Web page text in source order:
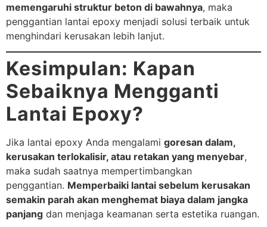
memengaruhi struktur beton di bawahnya, maka
penggantian lantai epoxy menjadi solusi terbaik untuk
menghindari kerusakan lebih lanjut.
Kesimpulan: Kapan
Sebaiknya Mengganti
Lantai Epoxy?
Jika lantai epoxy Anda mengalami goresan dalam,
kerusakan terlokalisir, atau retakan yang menyebar,
maka sudah saatnya mempertimbangkan
penggantian. Memperbaiki lantai sebelum kerusakan
semakin parah akan menghemat biaya dalam jangka
panjang dan menjaga keamanan serta estetika ruangan.